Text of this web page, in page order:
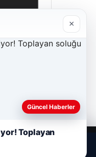
×
Güncel Haberler
Toplayan